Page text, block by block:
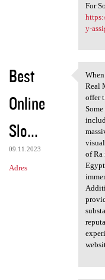
For
y-
Best
Online
Slo...
09.11.2023
Adres
Real
offer
of Ra